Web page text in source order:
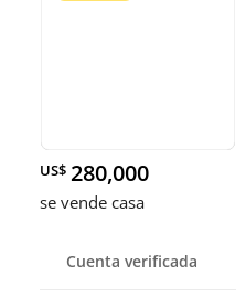
US$ 280,000
se vende casa
Cuenta verificada